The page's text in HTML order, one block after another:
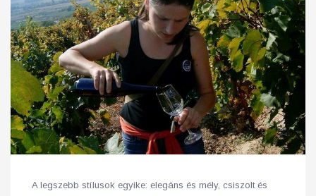
A legszebb stílusok egyike: elegáns és mély, csiszolt és